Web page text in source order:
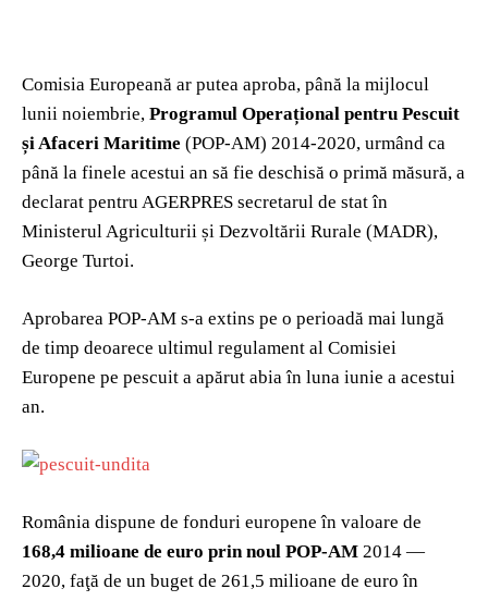
Comisia Europeană ar putea aproba, până la mijlocul
lunii noiembrie, Programul Operațional pentru Pescuit
și Afaceri Maritime (POP-AM) 2014-2020, urmând ca
până la finele acestui an să fie deschisă o primă măsură, a
declarat pentru AGERPRES secretarul de stat în
Ministerul Agriculturii și Dezvoltării Rurale (MADR),
George Turtoi.
Aprobarea POP-AM s-a extins pe o perioadă mai lungă
de timp deoarece ultimul regulament al Comisiei
Europene pe pescuit a apărut abia în luna iunie a acestui
an.
România dispune de fonduri europene în valoare de
168,4 milioane de euro prin noul POP-AM 2014 —
2020, faţă de un buget de 261,5 milioane de euro în